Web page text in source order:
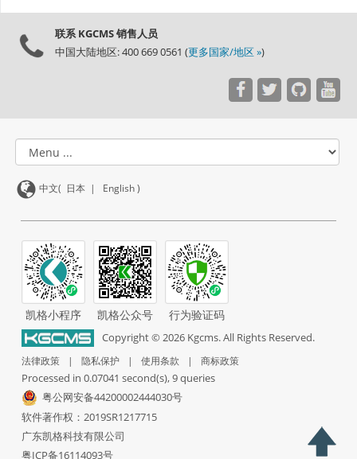
联系 KGCMS 销售人员
中国大陆地区: 400 669 0561 (更多国家/地区 »)
中文( 日本| English)
凯格小程序 凯格公众号 行为验证码
Copyright ©2026 Kgcms. All Rights Reserved.
法律政策 | 隐私保护 | 使用条款 | 商标政策
Processed in 0.07041 second(s), 9 queries
粤公网安备44200002444030号
软件著作权：2019SR1217715
广东凯格科技有限公司
粤ICP备16114093号